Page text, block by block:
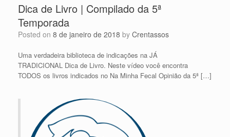
Dica de Livro | Compilado da 5ª
Temporada
Posted on 8 de janeiro de 2018 by Crentassos
Uma verdadeira biblioteca de indicações na JÁ
TRADICIONAL Dica de Livro. Neste vídeo você encontra
TODOS os livros indicados no Na Minha Fecal Opinião da 5ª […]